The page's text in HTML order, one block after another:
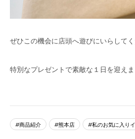
ぜひこの機会に店頭へ遊びにいらしてく
特別なプレゼントで素敵な１日を迎えま
商品紹介 熊本店 私のお気に入り